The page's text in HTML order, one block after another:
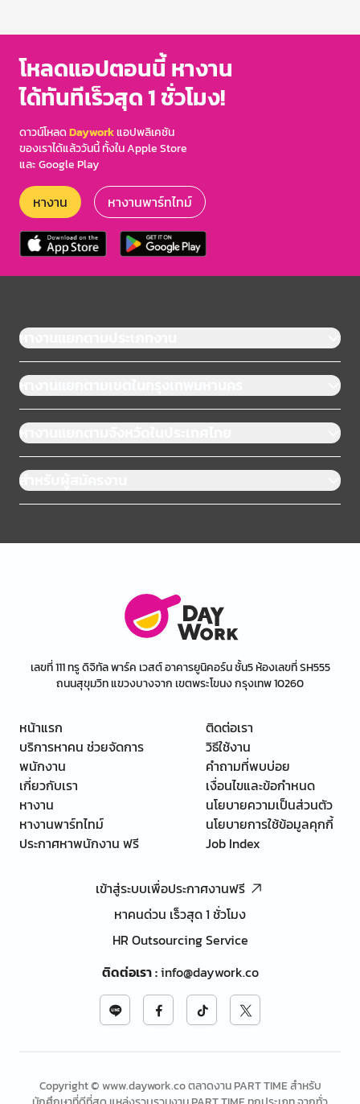
โหลดแอปตอนนี้ หางาน
ได้ทันทีเร็วสุด 1 ชั่วโมง!
ดาวน์โหลดDayworkแอปพลิเคชัน
ของเราได้แล้ววันนี้ ทั้งใน Apple Store
และ Google Play
หางาน หางานพาร์ทไทม์
หางานแยกตามประเภทงาน
หางานแยกตามเขตในกรุงเทพมหานคร
หางานแยกตามจังหวัดในประเทศไทย
สำหรับผู้สมัครงาน
เลขที่ 111 ทรู ดิจิทัล พาร์ค เวสต์ อาคารยูนิคอร์น ชั้น5 ห้องเลขที่ SH555
ถนนสุขุมวิท แขวงบางจาก เขตพระโขนง กรุงเทพ 10260
หน้าแรก
บริการหาคน ช่วยจัดการ
พนักงาน
เกี่ยวกับเรา
หางาน
หางานพาร์ทไทม์
ประกาศหาพนักงาน ฟรี
ติดต่อเรา
วิธีใช้งาน
คำถามที่พบบ่อย
เงื่อนไขและข้อกำหนด
นโยบายความเป็นส่วนตัว
นโยบายการใช้ข้อมูลคุกกี้
Job Index
เข้าสู่ระบบเพื่อประกาศงานฟรี
หาคนด่วน เร็วสุด 1 ชั่วโมง
HR Outsourcing Service
ติดต่อเรา:info@daywork.co
Copyright © www.daywork.co ตลาดงาน PART TIME สำหรับ